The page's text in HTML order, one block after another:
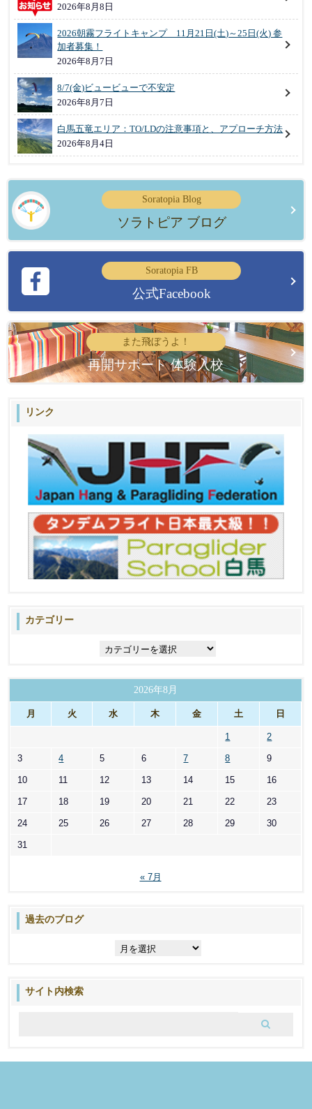
2026年8月8日
2026朝霧フライトキャンプ 11月21日(土)～25日(火) 参
加者募集！
2026年8月7日
8/7(金)ビュービューで不安定
2026年8月7日
白馬五竜エリア：TO/LDの注意事項と、アプローチ方法
2026年8月4日
Soratopia Blog
ソラトピア ブログ
Soratopia FB
公式Facebook
また飛ぼうよ！
再開サポート 体験入校
リンク
カテゴリー
ー
2026年8月
月 火 水 木 金 土 日
1 2
3 4 5 6 7 8 9
10 11 12 13 14 15 16
17 18 19 20 21 22 23
24 25 26 27 28 29 30
31
« 7月
過去のブログ
サイト内検索